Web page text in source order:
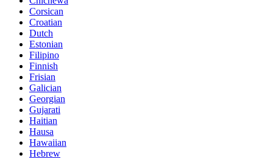
Corsican
Croatian
Dutch
Estonian
Filipino
Finnish
Frisian
Galician
Georgian
Gujarati
Haitian
Hausa
Hawaiian
Hebrew